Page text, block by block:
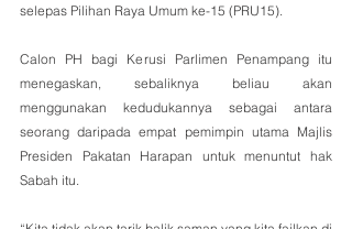
selepas Pilihan Raya Umum ke-15 (PRU15).
Calon PH bagi Kerusi Parlimen Penampang itu
menegaskan, sebaliknya beliau akan
menggunakan kedudukannya sebagai antara
seorang daripada empat pemimpin utama Majlis
Presiden Pakatan Harapan untuk menuntut hak
Sabah itu.